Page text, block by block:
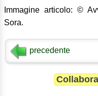
Immagine articolo: ©
Sora.
precedente